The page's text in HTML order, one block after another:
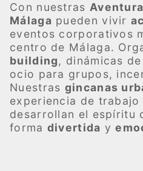
Con nuestras
Málaga pueden vivir
eventos corporativos
centro de Málaga.
building, dinámicas
ocio para grupos,
Nuestras gincanas
experiencia de trabajo
desarrollan el espíritu
forma divertida y